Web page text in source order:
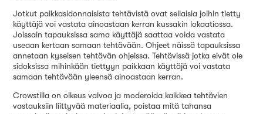
Jotkut paikkasidonnaisista tehtävistä ovat sellaisia joihin tietty
käyttäjä voi vastata ainoastaan kerran kussakin lokaatiossa.
Joissain tapauksissa sama käyttäjä saattaa voida vastata
useaan kertaan samaan tehtävään. Ohjeet näissä tapauksissa
annetaan kyseisen tehtävän ohjeissa. Tehtävissä jotka eivät ole
sidoksissa mihinkään tiettyyn paikkaan käyttäjä voi vastata
samaan tehtävään yleensä ainoastaan kerran.
Crowstilla on oikeus valvoa ja moderoida kaikkea tehtävien
vastauksiin liittyvää materiaalia, poistaa mitä tahansa